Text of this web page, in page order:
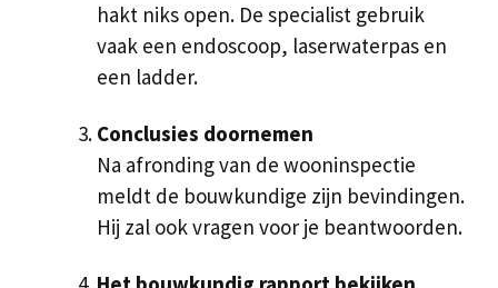
hakt niks open. De specialist gebruik
vaak een endoscoop, laserwaterpas en
een ladder.
Conclusies doornemen
Na afronding van de wooninspectie
meldt de bouwkundige zijn bevindingen.
Hij zal ook vragen voor je beantwoorden.